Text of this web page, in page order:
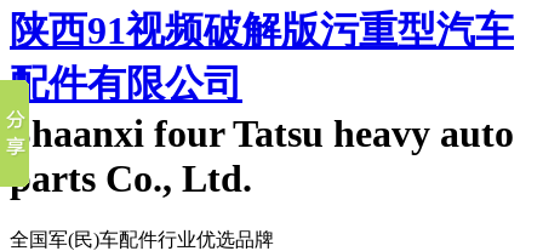
陕西91视频破解版污重型汽车
配件有限公司
Shaanxi four Tatsu heavy auto
parts Co., Ltd.
全国军(民)车配件行业优选品牌